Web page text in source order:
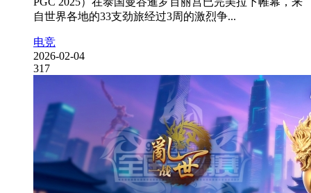
自世界各地的33支劲旅经过3周的激烈争...
电竞
2026-02-04
317